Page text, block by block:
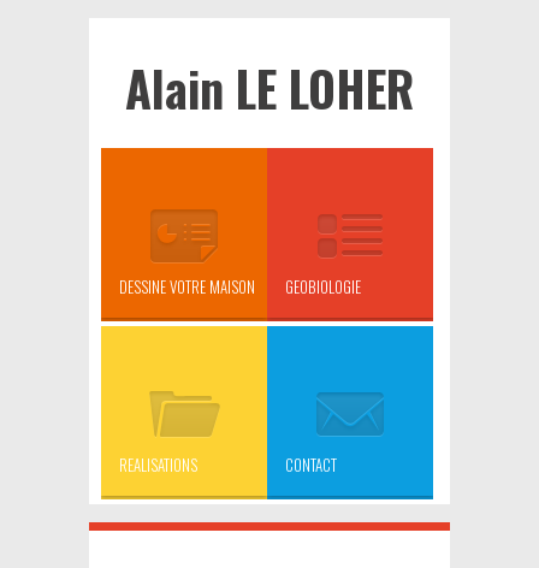
Alain LE LOHER
DESSINE VOTRE MAISON GEOBIOLOGIE
REALISATIONS CONTACT